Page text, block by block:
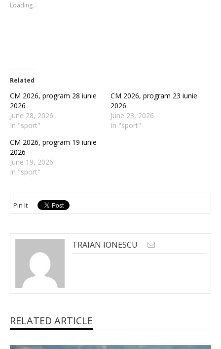
window)
Loading...
Related
CM 2026, program 28 iunie
2026
June 28, 2026
In "sport"
CM 2026, program 23 iunie
2026
June 23, 2026
In "sport"
CM 2026, program 19 iunie
2026
June 19, 2026
In "sport"
Pin It
TRAIAN IONESCU
RELATED ARTICLE